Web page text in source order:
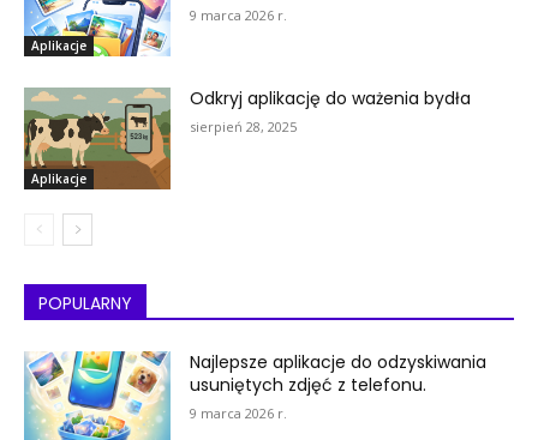
Aplikacje
9 marca 2026 r.
Aplikacje
Odkryj aplikację do ważenia bydła
sierpień 28, 2025
POPULARNY
Najlepsze aplikacje do odzyskiwania
usuniętych zdjęć z telefonu.
9 marca 2026 r.